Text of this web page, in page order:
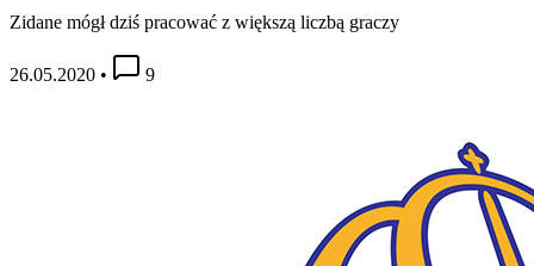
Zidane mógł dziś pracować z większą liczbą graczy
26.05.2020 • 9